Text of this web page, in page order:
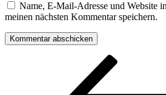
Name, E-Mail-Adresse und Website
meinen nächsten Kommentar speichern.
Beitragsnavigation